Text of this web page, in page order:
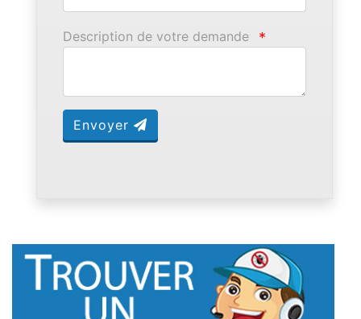
Description de votre demande *
Envoyer